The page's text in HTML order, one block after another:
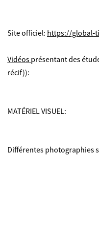
Site officiel: https://global-
Vidéos présentant des
récif)):
MATÉRIEL VISUEL:
Différentes photographies